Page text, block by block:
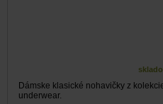
Dámske klasické nohavičky z
underwear.